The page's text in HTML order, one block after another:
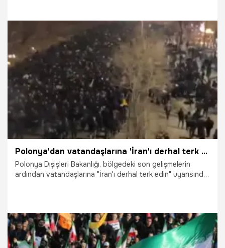
15.01.2026 Dünya
Polonya'dan vatandaşlarına 'İran'ı derhal terk edin' uyarısı
Polonya Dışişleri Bakanlığı, bölgedeki son gelişmelerin
ardından vatandaşlarına "İran'ı derhal terk edin" uyarısında